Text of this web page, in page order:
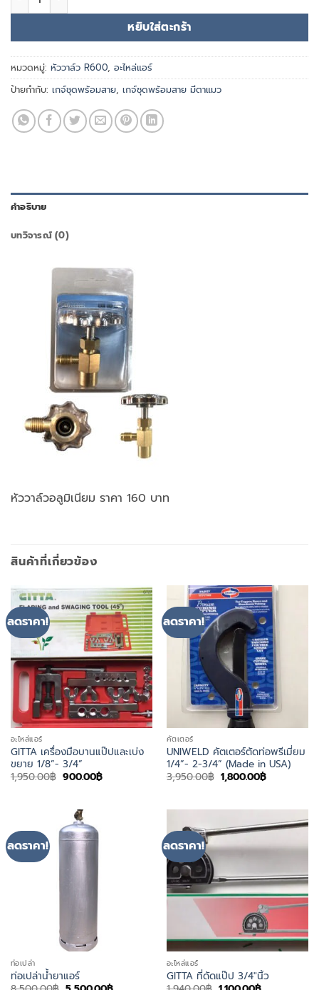
หยิบใส่ตะกร้า
หมวดหมู่: หัววาล์ว R600, อะไหล่แอร์
ป้ายกำกับ: เกจ์ชุดพร้อมสาย, เกจ์ชุดพร้อมสาย มีตาแมว
คำอธิบาย
บทวิจารณ์ (0)
หัววาล์วอลูมิเนียม ราคา 160 บาท
สินค้าที่เกี่ยวข้อง
ลดราคา!
อะไหล่แอร์
GITTA เครื่องมือบานแป๊ปและเบ่ง
ขยาย 1/8”- 3/4”
1,950.00฿ Original
900.00฿Current
ลดราคา!
คัตเตอร์
UNIWELD คัตเตอร์ตัดท่อพรีเมี่ยม
1/4”- 2-3/4” (Made in USA)
3,950.00฿ Original
price
1,800.00฿Current
ลดราคา!
ท่อเปล่า
ท่อเปล่าน้ำยาแอร์
ลดราคา!
อะไหล่แอร์
GITTA ที่ดัดแป๊ป 3/4″นิ้ว